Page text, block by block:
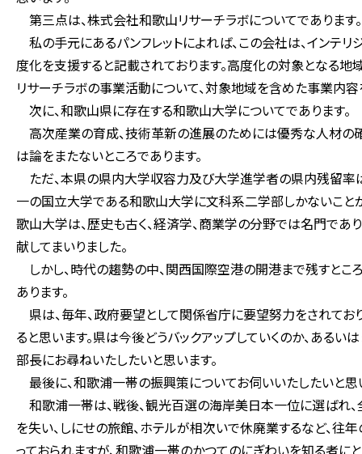
第三点は、株式会社和歌山リサーチラボについてであります。
私の手元にあるパンフレットによれば、この会社は、インテ
度化を支援すると記載されております。高度化の対象となる
リサーチラボの事業活動について、対象地域を含めた事業内容
次に、和歌山県に存在する和歌山大学についてであります。
高次産業の育成、技術革新の進展のためには優秀な人材の
は論をまたないところであります。
ただ、本県の県内大学収容力及び大学進学者の県内残留率
一の国立大学である和歌山大学に文科系二学部しかないこと
歌山大学は、歴史も古く、経済学、商業学の分野では名門であ
献してまいりました。
しかし、時代の趨勢の中、関西国際空港の開港まで残すと
あります。
県は、毎年、政府要望として関係省庁に要望努力をされて
ると思います。県は今後どうバックアップしていくのか、ある
部長にお尋ねいたしたいと思います。
最後に、和歌浦一帯の振興策についてお伺いいたしたいと思
和歌浦一帯は、戦後、観光百選の海岸美日本一位に選ばれ、
を失い、しにせの旅館、ホテルが相次いで休廃業するなど、往
っておられますが、和歌浦一帯のかつてのにぎわいを知る者に